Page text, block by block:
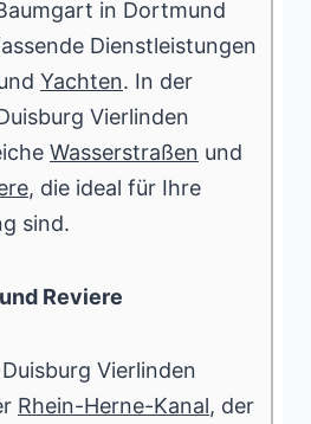
in Dortmund
Dienstleistungen
Yachten. In der
Vierlinden
Wasserstraßen und
, die ideal für Ihre
sind.
Reviere
Vierlinden
Rhein-Herne-Kanal, der